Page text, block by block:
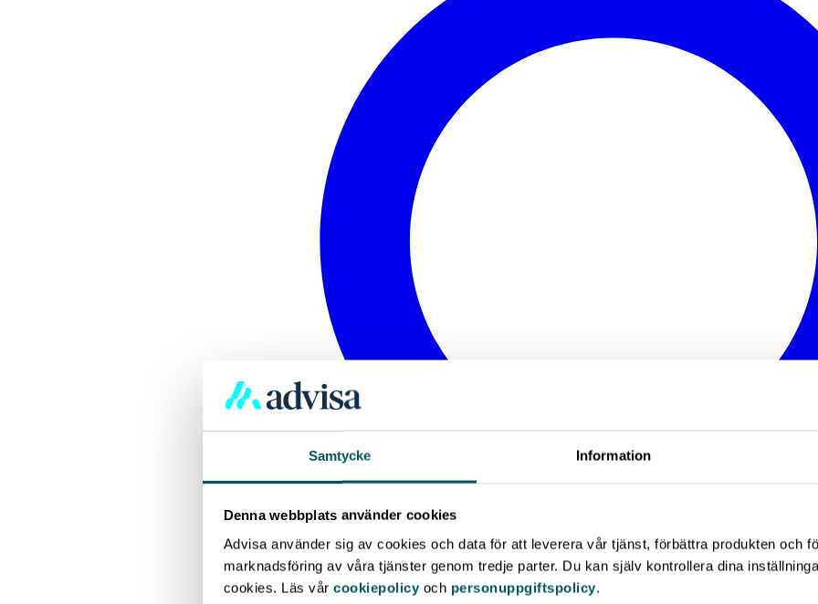
Samtycke Information
Denna webbplats använder cookies
Advisa använder sig av cookies och data för att leverera vår tjänst, förbättra produkten och
marknadsföring av våra tjänster genom tredje parter. Du kan själv kontrollera dina
cookies. Läs vår cookiepolicy och personuppgiftspolicy.